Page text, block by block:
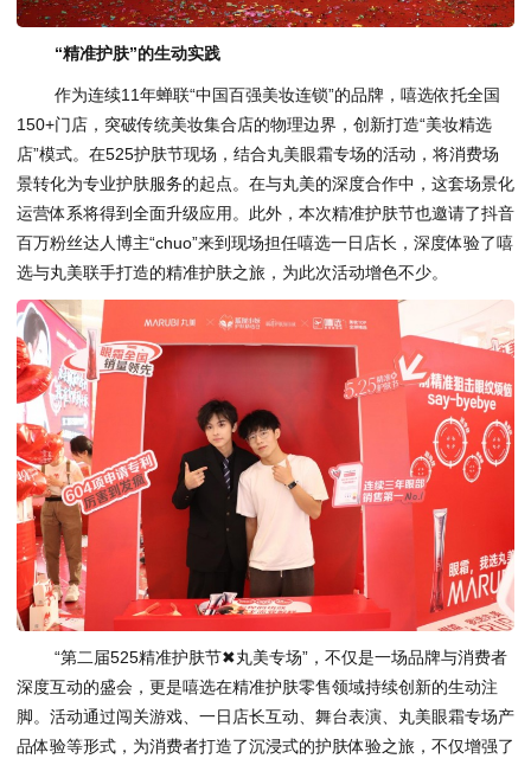
“精准护肤”的生动实践
作为连续11年蝉联“中国百强美妆连锁”的品牌，嘻选依托全国
150+门店，突破传统美妆集合店的物理边界，创新打造“美妆精选
店”模式。在525护肤节现场，结合丸美眼霜专场的活动，将消费场
景转化为专业护肤服务的起点。在与丸美的深度合作中，这套场景化
运营体系将得到全面升级应用。此外，本次精准护肤节也邀请了抖音
百万粉丝达人博主“chuo”来到现场担任嘻选一日店长，深度体验了嘻
选与丸美联手打造的精准护肤之旅，为此次活动增色不少。
“第二届525精准护肤节✖丸美专场”，不仅是一场品牌与消费者
深度互动的盛会，更是嘻选在精准护肤零售领域持续创新的生动注
脚。活动通过闯关游戏、一日店长互动、舞台表演、丸美眼霜专场产
品体验等形式，为消费者打造了沉浸式的护肤体验之旅，不仅增强了